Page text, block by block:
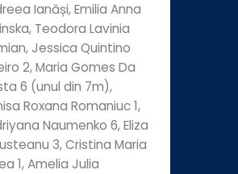
Ianăși, Emilia Anna
Teodora Lavinia
Jessica Quintino
2, Maria Gomes Da
6 (unul din 7m),
Roxana Romaniuc 1,
Naumenko 6, Eliza
3, Cristina Maria
1, Amelia Julia